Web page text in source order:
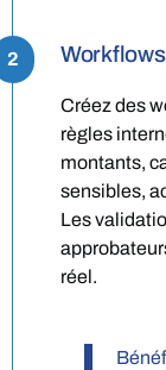
2
Créez des
règles
montants,
sensibles,
Les
réel.